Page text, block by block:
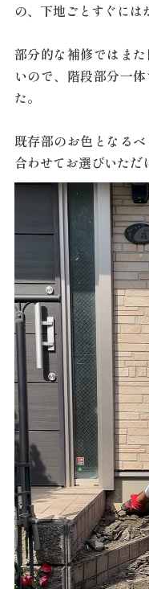
の、下地ごとすぐには
部分的な補修ではま
いので、階段部分一
た。
既存部のお色となる
合わせてお選びいただ